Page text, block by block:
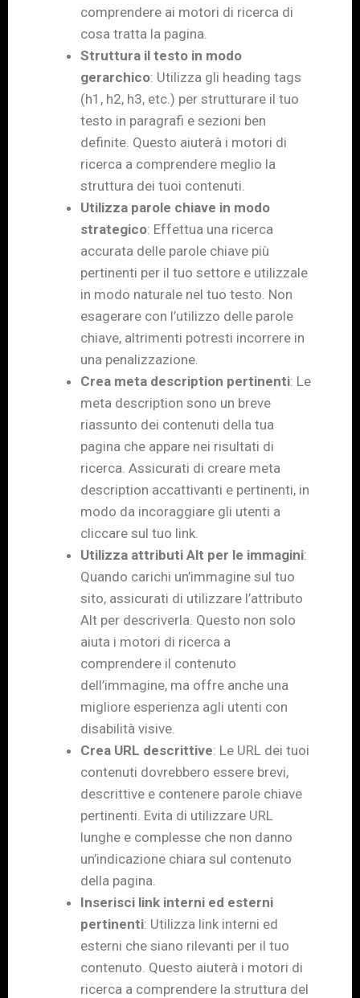
comprendere ai motori di ricerca di
cosa tratta la pagina.
Struttura il testo in modo
gerarchico: Utilizza gli heading tags
(h1, h2, h3, etc.) per strutturare il tuo
testo in paragrafi e sezioni ben
definite. Questo aiuterà i motori di
ricerca a comprendere meglio la
struttura dei tuoi contenuti.
Utilizza parole chiave in modo
strategico: Effettua una ricerca
accurata delle parole chiave più
pertinenti per il tuo settore e utilizzale
in modo naturale nel tuo testo. Non
esagerare con l’utilizzo delle parole
chiave, altrimenti potresti incorrere in
una penalizzazione.
Crea meta description pertinenti: Le
meta description sono un breve
riassunto dei contenuti della tua
pagina che appare nei risultati di
ricerca. Assicurati di creare meta
description accattivanti e pertinenti, in
modo da incoraggiare gli utenti a
cliccare sul tuo link.
Utilizza attributi Alt per le immagini:
Quando carichi un’immagine sul tuo
sito, assicurati di utilizzare l’attributo
Alt per descriverla. Questo non solo
aiuta i motori di ricerca a
comprendere il contenuto
dell’immagine, ma offre anche una
migliore esperienza agli utenti con
disabilità visive.
Crea URL descrittive: Le URL dei tuoi
contenuti dovrebbero essere brevi,
descrittive e contenere parole chiave
pertinenti. Evita di utilizzare URL
lunghe e complesse che non danno
un’indicazione chiara sul contenuto
della pagina.
Inserisci link interni ed esterni
pertinenti: Utilizza link interni ed
esterni che siano rilevanti per il tuo
contenuto. Questo aiuterà i motori di
ricerca a comprendere la struttura del